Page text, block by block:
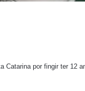
por fingir ter 12